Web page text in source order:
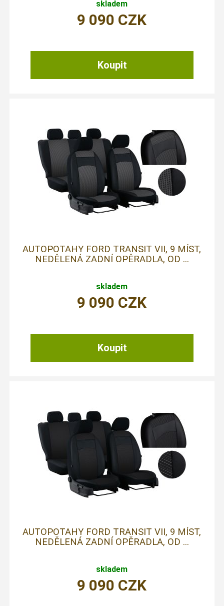
skladem
9 090 CZK
AUTOPOTAHY FORD TRANSIT VII, 9 MÍST,
NEDĚLENÁ ZADNÍ OPĚRADLA, OD ...
skladem
9 090 CZK
AUTOPOTAHY FORD TRANSIT VII, 9 MÍST,
NEDĚLENÁ ZADNÍ OPĚRADLA, OD ...
skladem
9 090 CZK